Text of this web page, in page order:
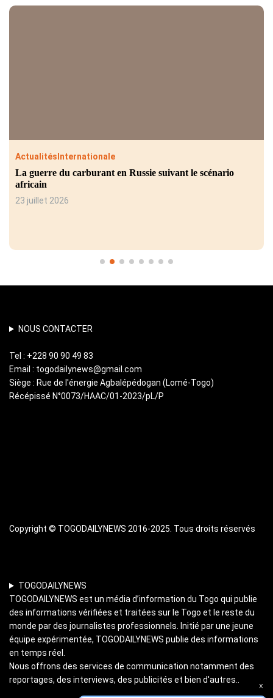
Actualités Internationale
La guerre du carburant en Russie suivant le scénario
africain
23 juillet 2026
NOUS CONTACTER
Tel : +228 90 90 49 83
Email : togodailynews@gmail.com
Siège : Rue de l'énergie Agbalépédogan (Lomé-Togo)
Récépissé N°0073/HAAC/01-2023/pL/P
Copyright © TOGODAILYNEWS 2016-2025. Tous droits réservés
TOGODAILYNEWS
TOGODAILYNEWS est un média d’information du Togo qui publie
des informations vérifiées et traitées sur le Togo et le reste du
monde par des journalistes professionnels. Initié par une jeune
équipe expérimentée, TOGODAILYNEWS publie des informations
en temps réel.
Nous offrons des services de communication notamment des
reportages, des interviews, des publicités et bien d'autres..
Recevez les dernières nouvelles en
temps réel
X